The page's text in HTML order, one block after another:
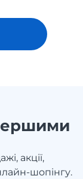
акції,
шопінгу.